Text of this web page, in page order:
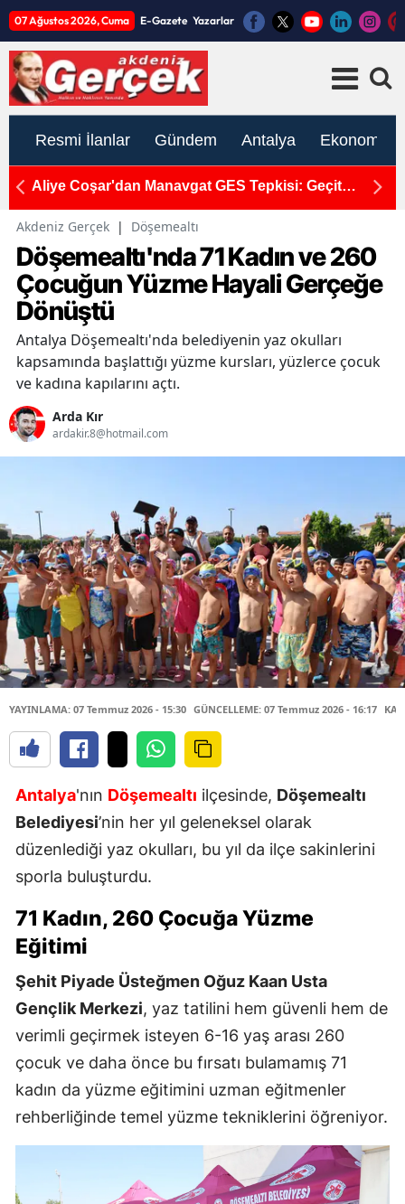
07 Ağustos 2026, Cuma E-Gazete Yazarlar
Resmi İlanlar Gündem Antalya Ekonomi
Aliye Coşar'dan Manavgat GES Tepkisi: Geçit
Akdeniz Gerçek | Döşemealtı
Döşemealtı'nda 71 Kadın ve 260
Çocuğun Yüzme Hayali Gerçeğe
Dönüştü
Antalya Döşemealtı'nda belediyenin yaz okulları
kapsamında başlattığı yüzme kursları, yüzlerce çocuk
ve kadına kapılarını açtı.
Arda Kır
ardakir.8@hotmail.com
YAYINLAMA: 07 Temmuz 2026 - 15:30 GÜNCELLEME: 07 Temmuz 2026 - 16:17
Antalya'nın Döşemealtı ilçesinde, Döşemealtı
Belediyesi’nin her yıl geleneksel olarak
düzenlediği yaz okulları, bu yıl da ilçe sakinlerini
sporla buluşturdu.
71 Kadın, 260 Çocuğa Yüzme
Eğitimi
Şehit Piyade Üsteğmen Oğuz Kaan Usta
Gençlik Merkezi, yaz tatilini hem güvenli hem de
verimli geçirmek isteyen 6-16 yaş arası 260
çocuk ve daha önce bu fırsatı bulamamış 71
kadın da yüzme eğitimini uzman eğitmenler
rehberliğinde temel yüzme tekniklerini öğreniyor.